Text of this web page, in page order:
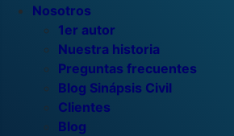
Nosotros
1er autor
Nuestra historia
Preguntas frecuentes
Blog Sinápsis Civil
Clientes
Blog